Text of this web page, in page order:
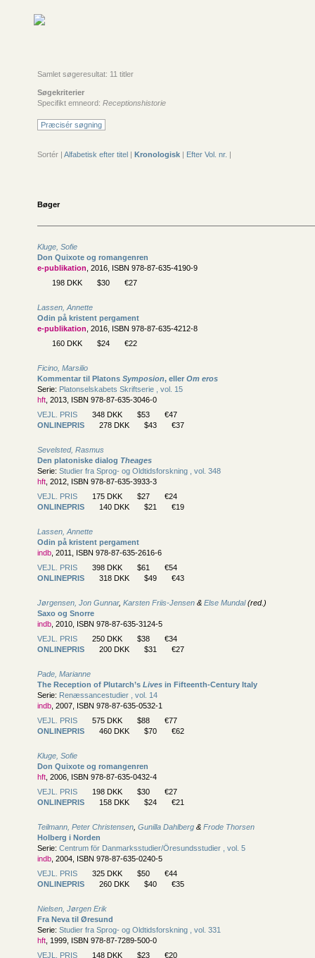
Samlet søgeresultat: 11 titler
Søgekriterier
Specifikt emneord: Receptionshistorie
Præcisér søgning
Sortér | Alfabetisk efter titel | Kronologisk | Efter Vol. nr. |
Bøger
Kluge, Sofie
Don Quixote og romangenren
e-publikation , 2016, ISBN 978-87-635-4190-9
198 DKK
$30 €27
Lassen, Annette
Odin på kristent pergament
e-publikation , 2016, ISBN 978-87-635-4212-8
160 DKK
$24 €22
Ficino, Marsilio
Kommentar til Platons Symposion, eller Om eros
Serie: Platonselskabets Skriftserie , vol. 15
hft , 2013, ISBN 978-87-635-3046-0
VEJL. PRIS
348 DKK $53
€47
ONLINEPRIS
278 DKK $43 €37
Sevelsted, Rasmus
Den platoniske dialog Theages
Serie: Studier fra Sprog- og Oldtidsforskning , vol. 348
hft , 2012, ISBN 978-87-635-3933-3
VEJL. PRIS
175 DKK $27
€24
ONLINEPRIS
140 DKK $21 €19
Lassen, Annette
Odin på kristent pergament
indb , 2011, ISBN 978-87-635-2616-6
VEJL. PRIS
398 DKK $61
€54
ONLINEPRIS
318 DKK $49 €43
Jørgensen, Jon Gunnar, Karsten Friis-Jensen & Else Mundal(red.)
Saxo og Snorre
indb , 2010, ISBN 978-87-635-3124-5
VEJL. PRIS
250 DKK $38
€34
ONLINEPRIS
200 DKK $31 €27
Pade, Marianne
The Reception of Plutarch’s Lives in Fifteenth-Century Italy
Serie: Renæssancestudier , vol. 14
indb , 2007, ISBN 978-87-635-0532-1
VEJL. PRIS
575 DKK $88
€77
ONLINEPRIS
460 DKK $70 €62
Kluge, Sofie
Don Quixote og romangenren
hft , 2006, ISBN 978-87-635-0432-4
VEJL. PRIS
198 DKK $30
€27
ONLINEPRIS
158 DKK $24 €21
Teilmann, Peter Christensen Gunilla Dahlberg & Frode Thorsen
Holberg i Norden
Serie: Centrum för Danmarksstudier/Öresundsstudier , vol. 5
indb , 2004, ISBN 978-87-635-0240-5
VEJL. PRIS
325 DKK $50
€44
ONLINEPRIS
260 DKK $40 €35
Nielsen, Jørgen Erik
Fra Neva til Øresund
Serie: Studier fra Sprog- og Oldtidsforskning , vol. 331
hft , 1999, ISBN 978-87-7289-500-0
VEJL. PRIS
148 DKK $23
€20